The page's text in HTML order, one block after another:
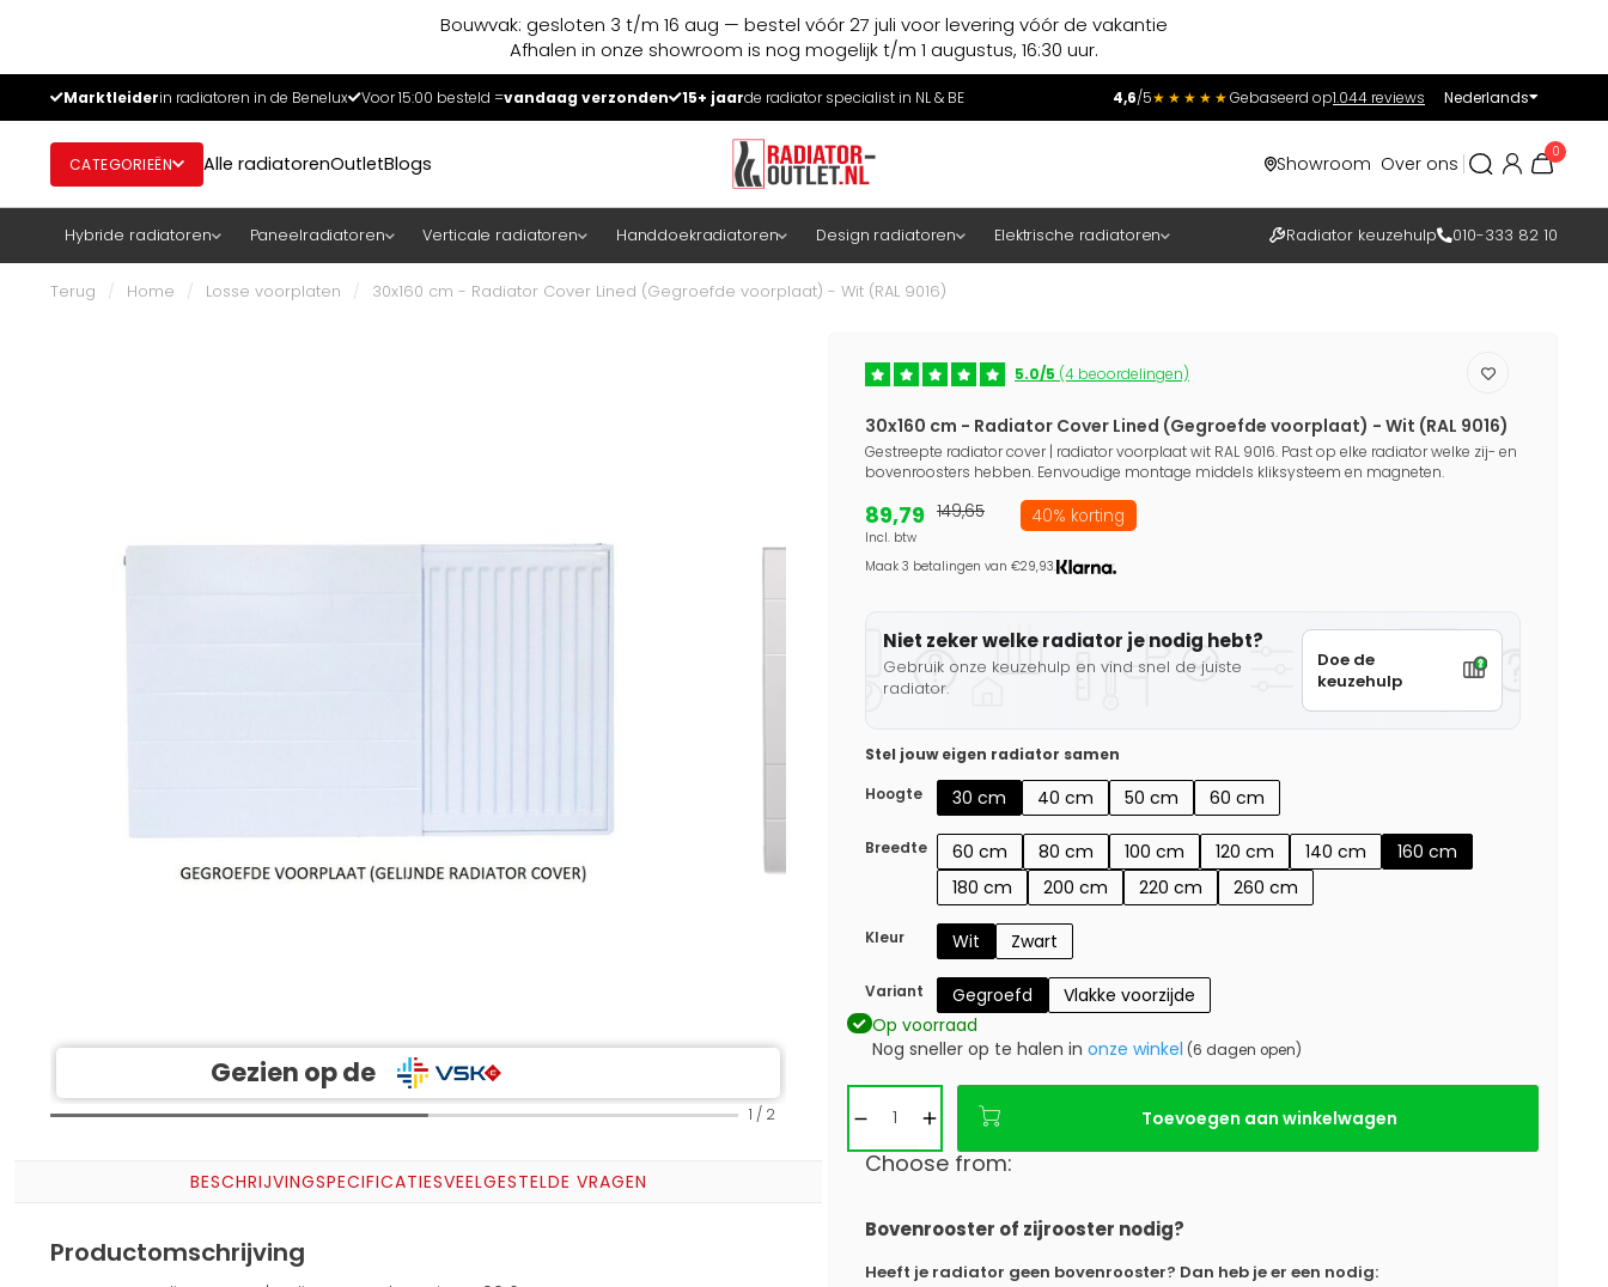
Bouwvak: gesloten 3 t/m 16 aug — bestel vóór 27 juli voor levering vóór de vakantie
Afhalen in onze showroom is nog mogelijk t/m 1 augustus, 16:30 uur.
Marktleiderin radiatoren in de Benelux Voor 15:00 besteld =vandaag verzonden 15+ jaarde radiator specialist in NL & BE 4,6/5★★★★★Gebaseerd op1.044 reviews Nederlands
CATEGORIEËN Alle radiatorenOutletBlogs Showroom Over ons
0
Hybride radiatoren Paneelradiatoren Verticale radiatoren Handdoekradiatoren Design radiatoren Elektrische radiatoren Radiator keuzehulp 010-333 82 10
Terug / Home / Losse voorplaten / 30x160 cm - Radiator Cover Lined (Gegroefde voorplaat) - Wit (RAL 9016)
Gezien op de
1 / 2
BESCHRIJVINGSPECIFICATIESVEELGESTELDE VRAGEN
Productomschrijving
5.0/5 (4 beoordelingen)
30x160 cm - Radiator Cover Lined (Gegroefde voorplaat) - Wit (RAL 9016)
Gestreepte radiator cover | radiator voorplaat wit RAL 9016. Past op elke radiator welke zij- en
bovenroosters hebben. Eenvoudige montage middels kliksysteem en magneten.
89,79
Incl. btw
149,65 40% korting
Maak 3 betalingen van €29,93.
Niet zeker welke radiator je nodig hebt?
Gebruik onze keuzehulp en vind snel de juiste
radiator.
Doe de
keuzehulp
Stel jouw eigen radiator samen
Hoogte
30 cm 40 cm 50 cm 60 cm
Breedte 60 cm 80 cm 100 cm 120 cm 140 cm
160 cm
180 cm
200 cm 220 cm 260 cm
Kleur Wit Zwart
Variant Gegroefd
Vlakke voorzijde
Op voorraad
Nog sneller op te halen in onze winkel (6 dagen open)
Toevoegen aan winkelwagen
Choose from:
Bovenrooster of zijrooster nodig?
Heeft je radiator geen bovenrooster? Dan heb je er een nodig: